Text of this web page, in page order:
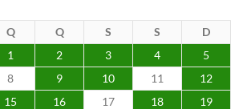
Q Q S S
D
1
2 3 4
5
8 9 10 11
12
15 16 17 18
19